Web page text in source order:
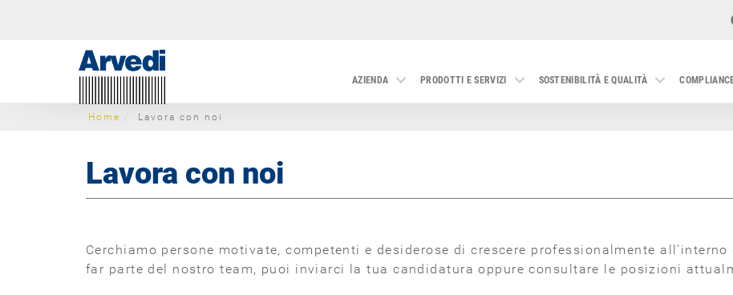
AZIENDA PRODOTTI E SERVIZI SOSTENIBILITÀ E QUALITÀ
Home Lavora con noi
Lavora con noi
Cerchiamo persone motivate, competenti e desiderose di crescere professionalmente
far parte del nostro team, puoi inviarci la tua candidatura oppure consultare le posizioni